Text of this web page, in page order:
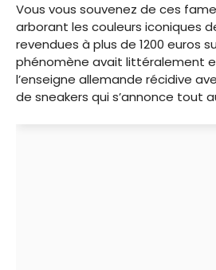
Vous vous souvenez de ces
arborant les couleurs iconiques
revendues à plus de 1200 euros
phénomène avait littéralement
l’enseigne allemande récidive
de sneakers qui s’annonce tout